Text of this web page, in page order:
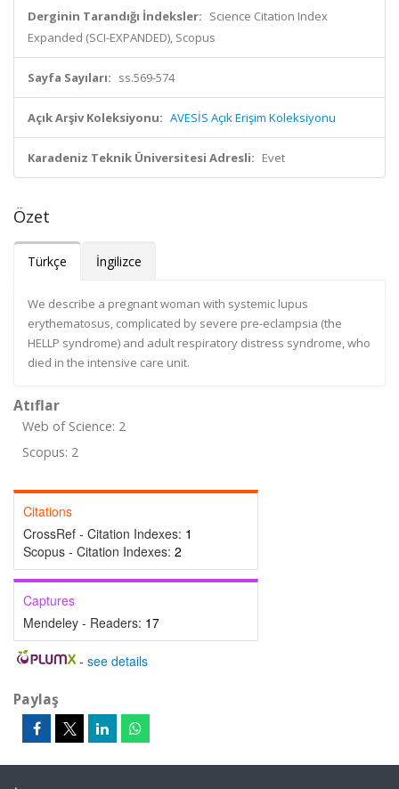
Derginin Tarandığı İndeksler: Science Citation Index
Expanded (SCI-EXPANDED), Scopus
Sayfa Sayıları: ss.569-574
Açık Arşiv Koleksiyonu: AVESİS Açık Erişim Koleksiyonu
Karadeniz Teknik Üniversitesi Adresli: Evet
Özet
Türkçe İngilizce
We describe a pregnant woman with systemic lupus
erythematosus, complicated by severe pre-eclampsia (the
HELLP syndrome) and adult respiratory distress syndrome, who
died in the intensive care unit.
Atıflar
Web of Science: 2
Scopus: 2
Citations
CrossRef - Citation Indexes: 1
Scopus - Citation Indexes: 2
Captures
Mendeley - Readers: 17
- see details
Paylaş